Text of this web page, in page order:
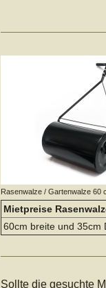
Rasenwalze / Gartenwalze 60
Mietpreise
60cm breite und 35cm
Sollte die gesuchte